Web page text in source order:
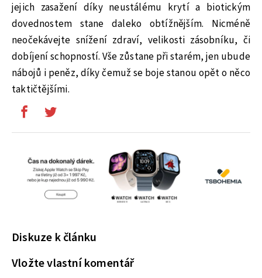
jejich zasažení díky neustálému krytí a biotickým
dovednostem stane daleko obtížnějším. Nicméně
neočekávejte snížení zdraví, velikosti zásobníku, či
dobíjení schopností. Vše zůstane při starém, jen ubude
nábojů i peněz, díky čemuž se boje stanou opět o něco
taktičtějšími.
Diskuze k článku
Vložte vlastní komentář